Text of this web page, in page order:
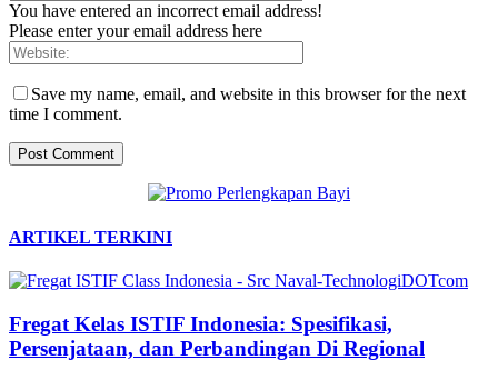
You have entered an incorrect email address!
Please enter your email address here
Save my name, email, and website in this browser for the next
time I comment.
ARTIKEL TERKINI
Fregat Kelas ISTIF Indonesia: Spesifikasi,
Persenjataan, dan Perbandingan Di Regional